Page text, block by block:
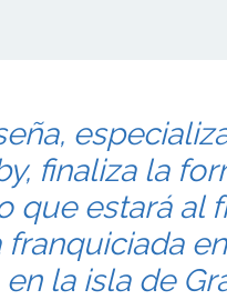
finaliza la
que estará al
franquiciada
en la isla de